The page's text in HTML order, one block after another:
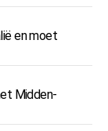
en moet
Midden-